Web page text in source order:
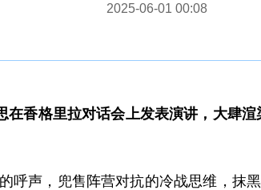
2025-06-01 00:08
在香格里拉对话会上发表演讲，大肆
呼声，兜售阵营对抗的冷战思维，抹